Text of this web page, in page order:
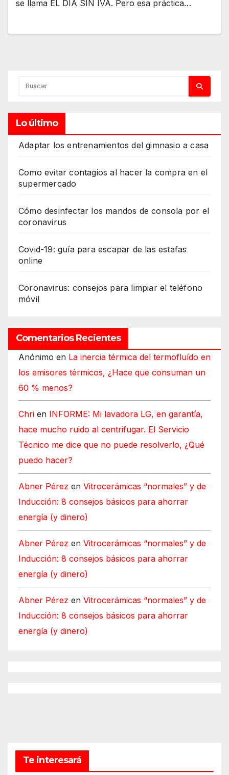
se llama EL DIA SIN IVA. Pero esa práctica…
Lo último
Adaptar los entrenamientos del gimnasio a casa
Como evitar contagios al hacer la compra en el
supermercado
Cómo desinfectar los mandos de consola por el
coronavirus
Covid-19: guía para escapar de las estafas
online
Coronavirus: consejos para limpiar el teléfono
móvil
Comentarios Recientes
Anónimo en La inercia térmica del termofluído en
los emisores térmicos, ¿Hace que consuman un
60 % menos?
Chri en INFORME: Mi lavadora LG, en garantía,
hace mucho ruido al centrifugar. El Servicio
Técnico me dice que no puede resolverlo, ¿Qué
puedo hacer?
Abner Pérez en Vitrocerámicas “normales” y de
Inducción: 8 consejos básicos para ahorrar
energía (y dinero)
Abner Pérez en Vitrocerámicas “normales” y de
Inducción: 8 consejos básicos para ahorrar
energía (y dinero)
Abner Pérez en Vitrocerámicas “normales” y de
Inducción: 8 consejos básicos para ahorrar
energía (y dinero)
Te interesará